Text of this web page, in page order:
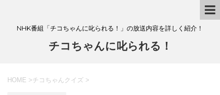
NHK番組「チコちゃんに叱られる！」の放送内容を詳しく紹介！
チコちゃんに叱られる！
HOME >チコちゃんクイズ >